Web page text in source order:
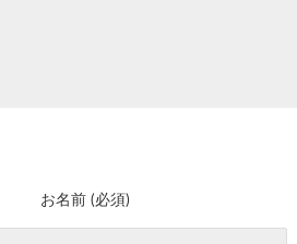
お名前 (必須)